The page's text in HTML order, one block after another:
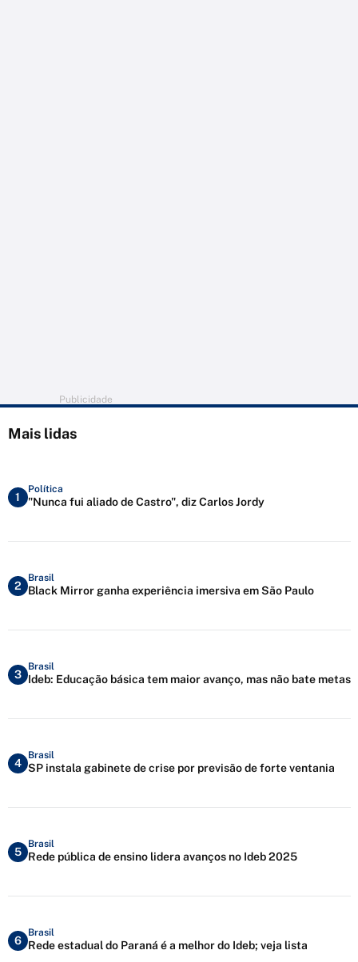
Publicidade
Mais lidas
1
Política
"Nunca fui aliado de Castro", diz Carlos Jordy
2
Brasil
Black Mirror ganha experiência imersiva em São Paulo
3
Brasil
Ideb: Educação básica tem maior avanço, mas não bate metas
4
Brasil
SP instala gabinete de crise por previsão de forte ventania
5
Brasil
Rede pública de ensino lidera avanços no Ideb 2025
6
Brasil
Rede estadual do Paraná é a melhor do Ideb; veja lista